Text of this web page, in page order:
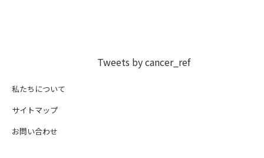
Tweets by cancer_ref
私たちについて
サイトマップ
お問い合わせ